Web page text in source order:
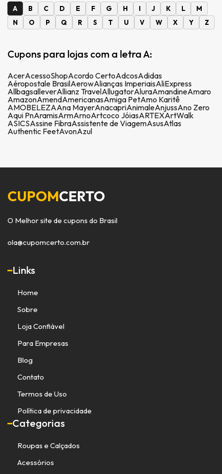
A B C D E F G H I J K L
M
N
O P Q R S T U V W X Y Z
Cupons para lojas com a letra A:
AcerAcessoShopAcordo CertoAdcosAdidas
Aéropostale BrasilAerowAlianças ImperiaisAliExpress
AllbagsalleverAllianz TravelAllugatorAluraAmandineAmaro
AmazonAmendAmericanasAmiga PetAmo Karitê
AMOBELEZAAna MayerAnacapriAnimaleAnjussAno Zero
Aqui PnAramisArmArnoArtcoco JóiasARTEXArtWalk
ASICSAssine FibraAssistente de ViagemAsusAtlas
Authentic FeetAvonAzul
CUPOMCERTO
O Melhor site de cupons do Brasil
ola@cupomcerto.com.br
Links
Home
Sobre
Loja Confiável
Para Empresas
Blog
Contato
Termos de Uso
Política de privacidade
Categorias
Roupas e Calçados
Acessórios